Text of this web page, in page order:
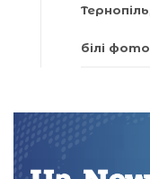
Тернопіль
білі фото